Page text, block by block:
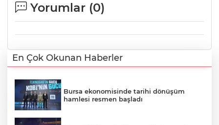
Yorumlar (0)
En Çok Okunan Haberler
Bursa ekonomisinde tarihi dönüşüm
hamlesi resmen başladı